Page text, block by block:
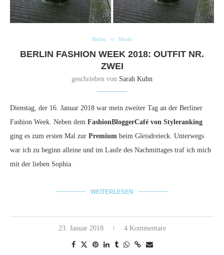
Berlin Mode
BERLIN FASHION WEEK 2018: OUTFIT NR.
ZWEI
geschrieben von Sarah Kuhn
Dienstag, der 16. Januar 2018 war mein zweiter Tag an der Berliner
Fashion Week. Neben dem FashionBloggerCafé von Styleranking
ging es zum ersten Mal zur Premium beim Gleisdreieck. Unterwegs
war ich zu beginn alleine und im Laufe des Nachmittages traf ich mich
mit der lieben Sophia.
WEITERLESEN
23. Januar 2018 4 Kommentare